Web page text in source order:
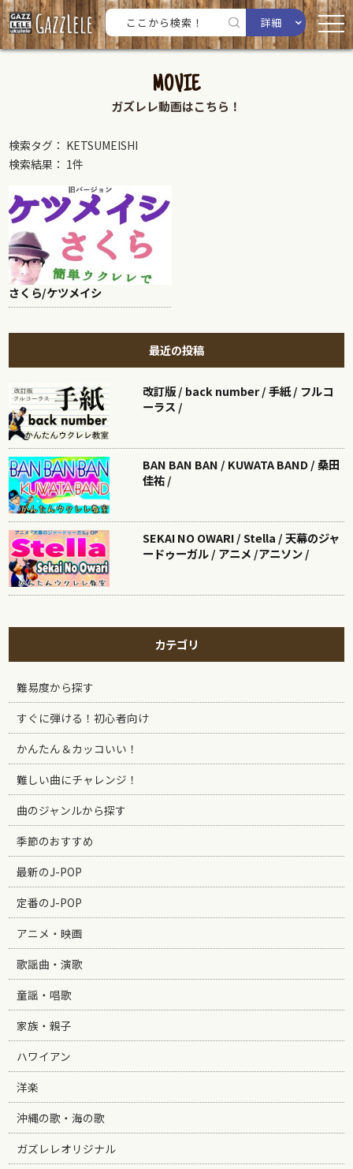
詳細
MOVIE
ガズレレ動画はこちら！
検索タグ： KETSUMEISHI
検索結果： 1件
さくら/ケツメイシ
最近の投稿
改訂版 / back number / 手紙 / フルコ
ーラス /
BAN BAN BAN / KUWATA BAND / 桑田
佳祐 /
SEKAI NO OWARI / Stella / 天幕のジャ
ードゥーガル / アニメ /アニソン /
カテゴリ
難易度から探す
すぐに弾ける！初心者向け
かんたん＆カッコいい！
難しい曲にチャレンジ！
曲のジャンルから探す
季節のおすすめ
最新のJ-POP
定番のJ-POP
アニメ・映画
歌謡曲・演歌
童謡・唱歌
家族・親子
ハワイアン
洋楽
沖縄の歌・海の歌
ガズレレオリジナル